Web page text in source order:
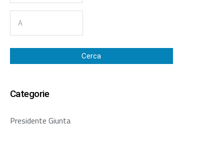
Cerca
Categorie
Presidente Giunta